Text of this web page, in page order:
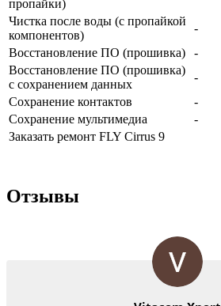
пропайки)
Чистка после воды (с пропайкой
компонентов)
-
Восстановление ПО (прошивка)
-
Восстановление ПО (прошивка)
с сохранением данных
-
Сохранение контактов
-
Сохранение мультимедиа
-
Заказать ремонт FLY Cirrus 9
Отзывы